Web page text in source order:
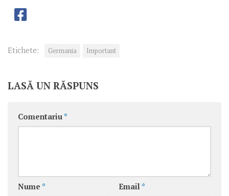
Etichete: Germania Important
LASĂ UN RĂSPUNS
Comentariu *
Nume * Email *